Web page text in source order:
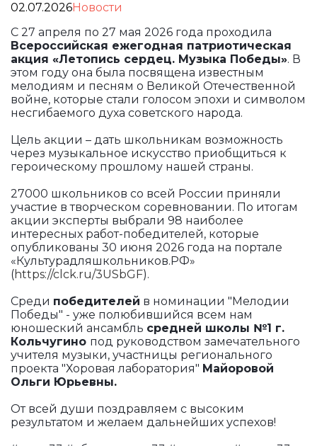
02.07.2026Новости
С 27 апреля по 27 мая 2026 года проходила
Всероссийская ежегодная патриотическая
акция «Летопись сердец. Музыка Победы». В
этом году она была посвящена известным
мелодиям и песням о Великой Отечественной
войне, которые стали голосом эпохи и символом
несгибаемого духа советского народа.
Цель акции – дать школьникам возможность
через музыкальное искусство приобщиться к
героическому прошлому нашей страны.
27000 школьников со всей России приняли
участие в творческом соревновании. По итогам
акции эксперты выбрали 98 наиболее
интересных работ-победителей, которые
опубликованы 30 июня 2026 года на портале
«Культурадляшкольников.РФ»
(https://clck.ru/3USbGF).
Среди победителей в номинации "Мелодии
Победы" - уже полюбившийся всем нам
юношеский ансамбль средней школы №1 г.
Кольчугино под руководством замечательного
учителя музыки, участницы регионального
проекта "Хоровая лаборатория" Майоровой
Ольги Юрьевны.
От всей души поздравляем с высоким
результатом и желаем дальнейших успехов!